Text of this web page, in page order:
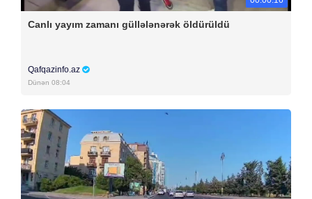
Canlı yayım zamanı güllələnərək öldürüldü
Qafqazinfo.az
Dünən 08:04